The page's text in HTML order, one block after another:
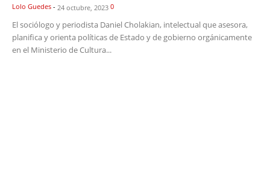
Lolo Guedes - 24 octubre, 2023 0
El sociólogo y periodista Daniel Cholakian, intelectual que asesora,
planifica y orienta políticas de Estado y de gobierno orgánicamente
en el Ministerio de Cultura...